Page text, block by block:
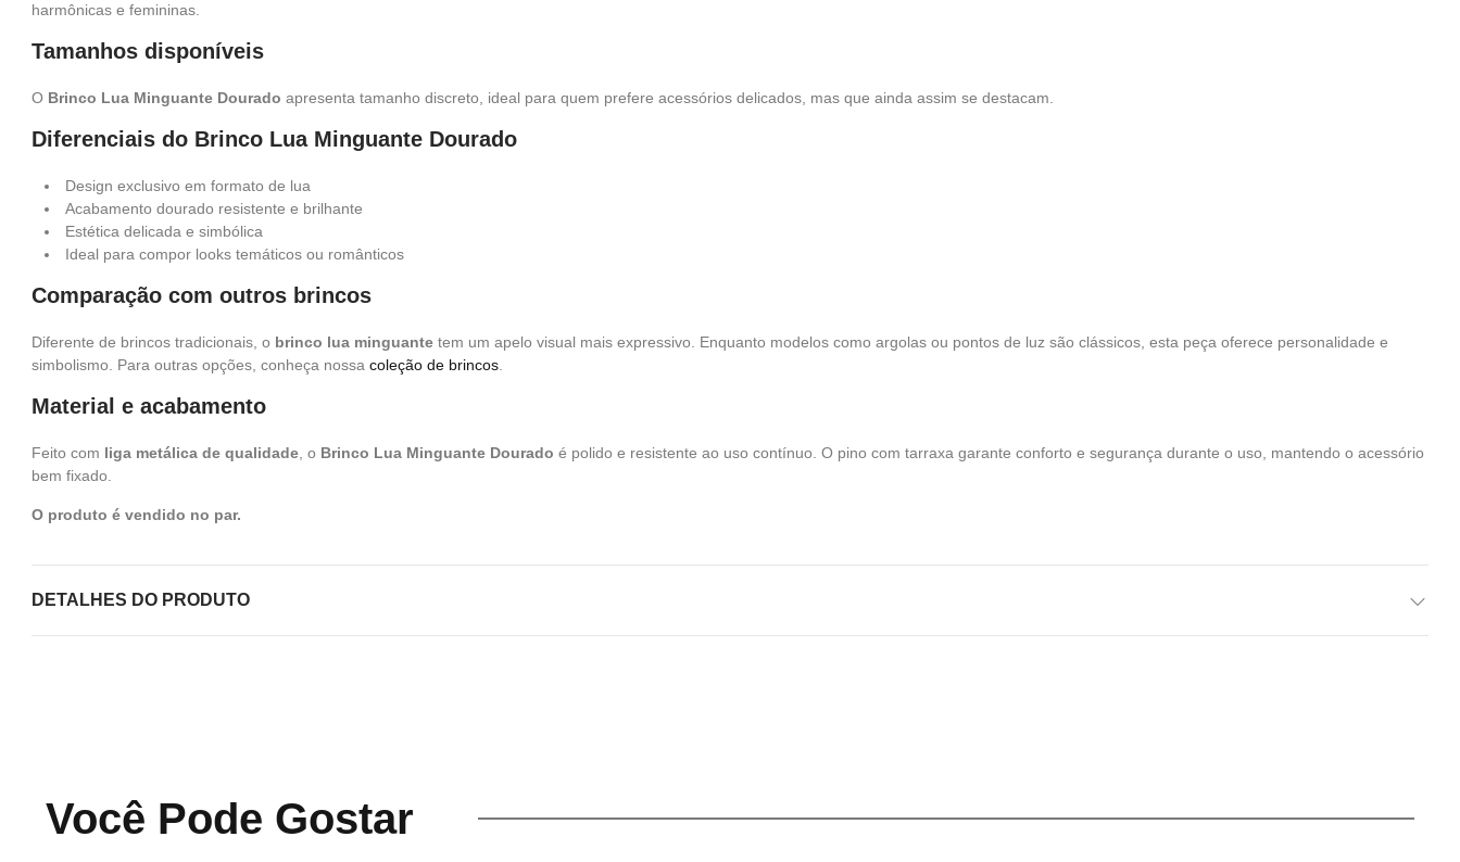
harmônicas e femininas.
Tamanhos disponíveis
O Brinco Lua Minguante Dourado apresenta tamanho discreto, ideal para quem prefere acessórios delicados, mas que ainda assim se destacam.
Diferenciais do Brinco Lua Minguante Dourado
Design exclusivo em formato de lua
Acabamento dourado resistente e brilhante
Estética delicada e simbólica
Ideal para compor looks temáticos ou românticos
Comparação com outros brincos
Diferente de brincos tradicionais, o brinco lua minguante tem um apelo visual mais expressivo. Enquanto modelos como argolas ou pontos de luz são clássicos, esta peça oferece personalidade e
simbolismo. Para outras opções, conheça nossa coleção de brincos
Material e acabamento
Feito com liga metálica de qualidade , o Brinco Lua Minguante Dourado é polido e resistente ao uso contínuo. O pino com tarraxa garante conforto e segurança durante o uso, mantendo o acessório
bem fixado.
O produto é vendido no par.
DETALHES DO PRODUTO
Você Pode Gostar